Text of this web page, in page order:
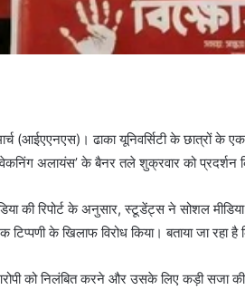
(आईएएनएस)। ढाका यूनिवर्सिटी के छात्रों के
अलायंस’ के बैनर तले शुक्रवार को प्रदर्शन
की रिपोर्ट के अनुसार, स्टूडेंट्स ने सोशल
के खिलाफ विरोध किया। बताया जा रहा
को निलंबित करने और उसके लिए कड़ी सजा की